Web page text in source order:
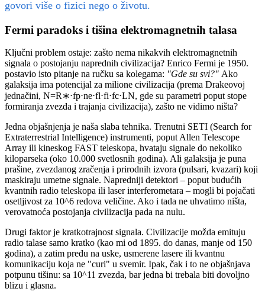
govori više o fizici nego o životu.
Fermi paradoks i tišina elektromagnetnih talasa
Ključni problem ostaje: zašto nema nikakvih elektromagnetnih
signala o postojanju naprednih civilizacija? Enrico Fermi je 1950.
postavio isto pitanje na ručku sa kolegama: "Gde su svi?" Ako
galaksija ima potencijal za milione civilizacija (prema Drakeovoj
jednačini, N=R∗⋅fp⋅ne⋅fl⋅fi⋅fc⋅LN, gde su parametri poput stope
formiranja zvezda i trajanja civilizacija), zašto ne vidimo ništa?
Jedna objašnjenja je naša slaba tehnika. Trenutni SETI (Search for
Extraterrestrial Intelligence) instrumenti, poput Allen Telescope
Array ili kineskog FAST teleskopa, hvataju signale do nekoliko
kiloparseka (oko 10.000 svetlosnih godina). Ali galaksija je puna
prašine, zvezdanog zračenja i prirodnih izvora (pulsari, kvazari) koji
maskiraju umetne signale. Napredniji detektori – poput budućih
kvantnih radio teleskopa ili laser interferometara – mogli bi pojačati
osetljivost za 10^6 redova veličine. Ako i tada ne uhvatimo ništa,
verovatnoća postojanja civilizacija pada na nulu.
Drugi faktor je kratkotrajnost signala. Civilizacije možda emituju
radio talase samo kratko (kao mi od 1895. do danas, manje od 150
godina), a zatim pređu na uske, usmerene lasere ili kvantnu
komunikaciju koja ne "curi" u svemir. Ipak, čak i to ne objašnjava
potpunu tišinu: sa 10^11 zvezda, bar jedna bi trebala biti dovoljno
blizu i glasna.